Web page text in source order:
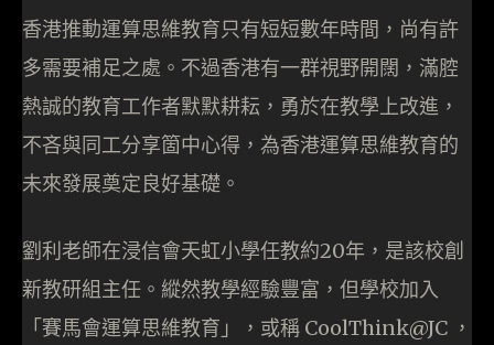
香港推動運算思維教育只有短短數年時間，尚有許
多需要補足之處。不過香港有一群視野開闊，滿腔
熱誠的教育工作者默默耕耘，勇於在教學上改進，
不吝與同工分享箇中心得，為香港運算思維教育的
未來發展奠定良好基礎。
劉利老師在浸信會天虹小學任教約20年，是該校創
新教研組主任。縱然教學經驗豐富，但學校加入
「賽馬會運算思維教育」，或稱 CoolThink@JC ，